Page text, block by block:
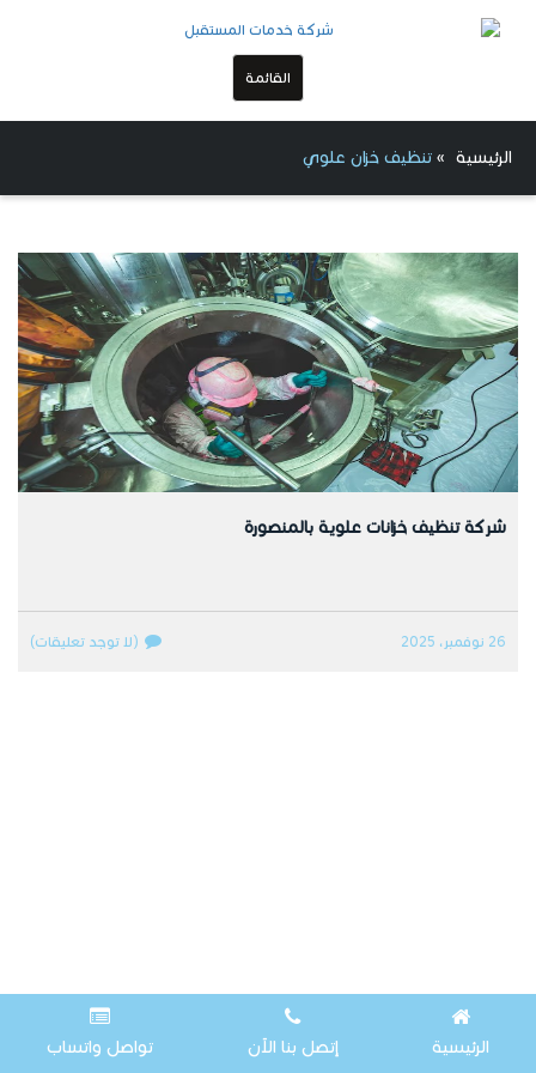
القائمة
الرئيسية » تنظيف خزان علوي
شركة تنظيف خزانات علوية بالمنصورة
26 نوفمبر، 2025 (لا توجد تعليقات)
الرئيسية إتصل بنا الآن تواصل واتساب